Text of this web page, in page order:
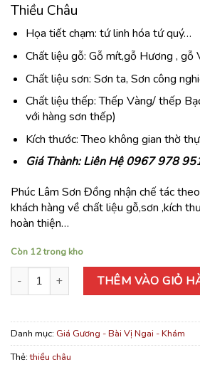
Thiều Châu
Họa tiết chạm: tứ linh hóa tứ quý…
Chất liệu gỗ: Gỗ mít,gỗ Hương , gỗ
Chất liệu sơn: Sơn ta, Sơn công
Chất liệu thếp: Thếp Vàng/ thếp
với hàng sơn thếp)
Kích thước: Theo không gian thờ
Giá Thành: Liên Hệ 0967 978
Phúc Lâm Sơn Đồng nhận chế tác
khách hàng về chất liệu gỗ,sơn ,kích
hoàn thiện…
Còn 12 trong kho
Thiều Châu số lượngTHÊM VÀO GIỎ
Danh mục: Giá Gương - Bài Vị Ngai - Khám
Thẻ:thiều châu